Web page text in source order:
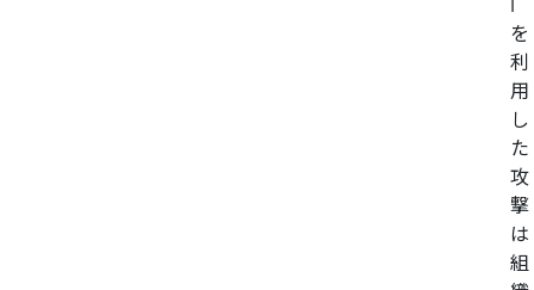
I
を
利
用
し
た
攻
撃
は
組